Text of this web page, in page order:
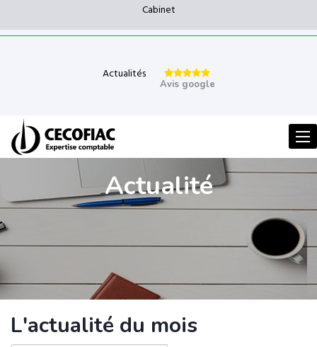
Cabinet
Actualités
Avis google
Actualité
L'actualité du mois